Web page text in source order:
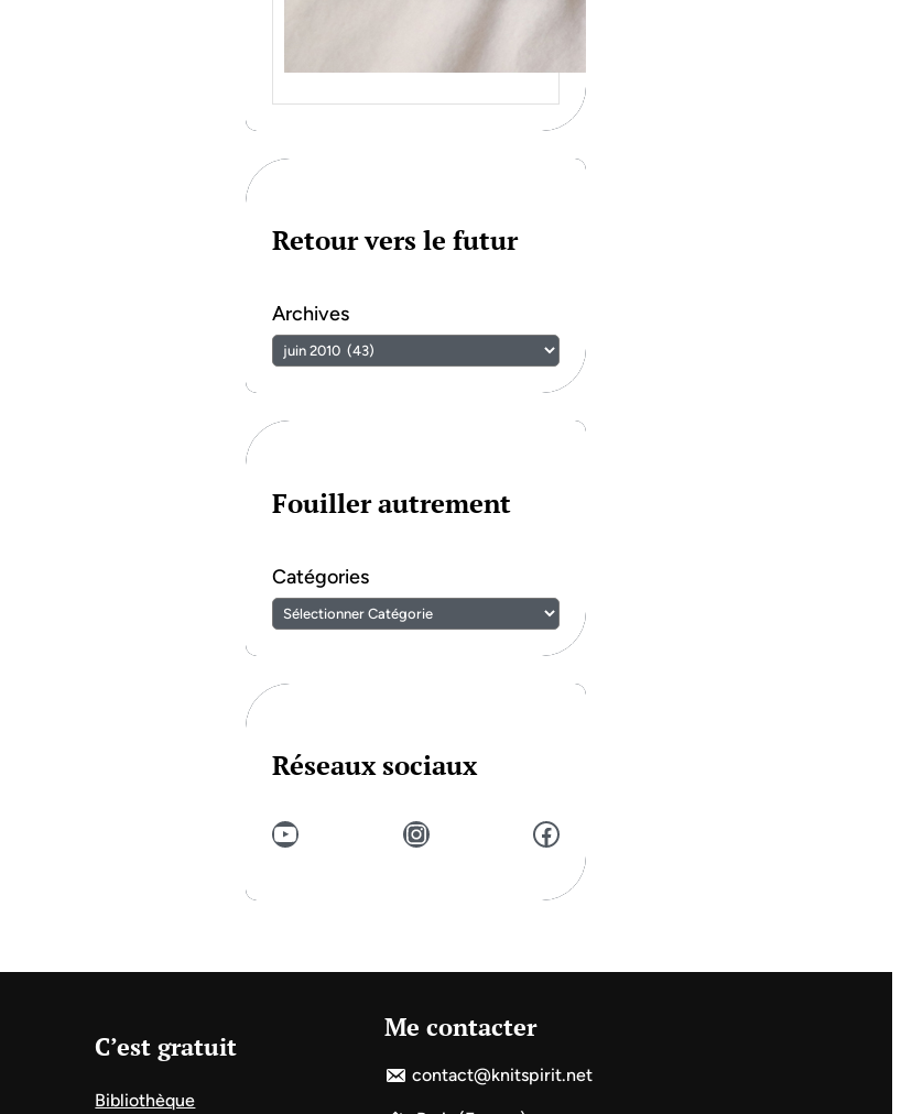
Retour vers le futur
Archives
Fouiller autrement
Catégories
Réseaux sociaux
YouTube Instagram Facebook
C’est gratuit
Bibliothèque
Me contacter
contact@knitspirit.net